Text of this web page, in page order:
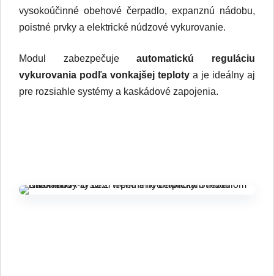
vysokoúčinné obehové čerpadlo, expanznú nádobu,
poistné prvky a elektrické núdzové vykurovanie.
Modul zabezpečujeautomatickú reguláciu
vykurovania podľa vonkajšej teploty a je ideálny aj
pre rozsiahle systémy a kaskádové zapojenia.